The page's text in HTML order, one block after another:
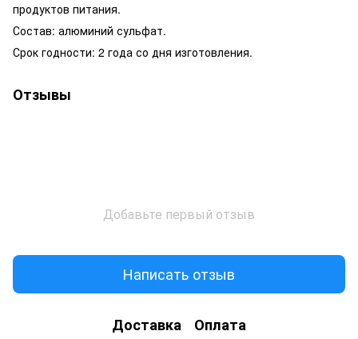
продуктов питания.
Состав: алюминий сульфат.
Срок годности: 2 года со дня изготовления.
Отзывы
Добавьте первый отзыв
Написать отзыв
Доставка Оплата